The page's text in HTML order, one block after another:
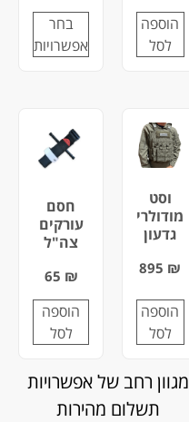
הוספה
לסל
בחר
אפשרויות
וסט
מודולרי
גדעון
895 ₪
הוספה
לסל
חסם
עורקים
צה"ל
65 ₪
הוספה
לסל
מגוון רחב של אפשרויות
תשלום מהירות